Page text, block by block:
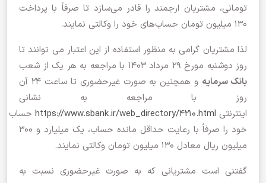
تومانی، مشتریان ارجمند را قادر می‌سازد تا صرفاً با پرداخت
۱۳۰ میلیون تومان حساب‌های خود را وکالتی نمایند.
لذا مشتریان گرامی به منظور استفاده از این اعتبار می توانند تا
روز دوشنبه مورخ 29 مرداد 1403 با مراجعه به هر یک از شعب
بانک سرمایه
و همچنین به صورت غیرحضوری تا ساعت 24 آن
روز با مراجعه به نشانی
اینترنتی https://www.sbank.ir/web_directory/4210.html حساب
خود را صرفاً با رعایت حداقل مانده حساب، یک میلیارد و ۳۰۰
میلیون ریال معادل ۱۳۰ میلیون تومان وکالتی نمایند.
گفتنی است مشتریانی که به صورت غیرحضوری نسبت به